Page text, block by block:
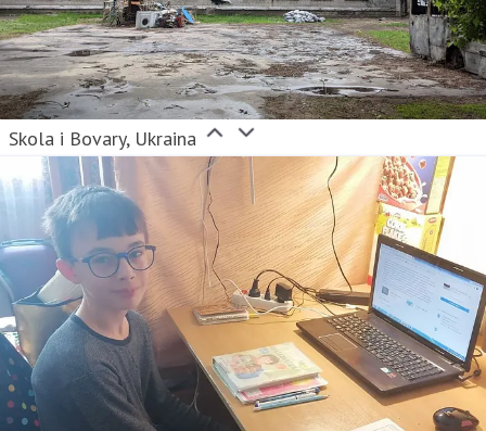
Skola i Bovary, Ukraina